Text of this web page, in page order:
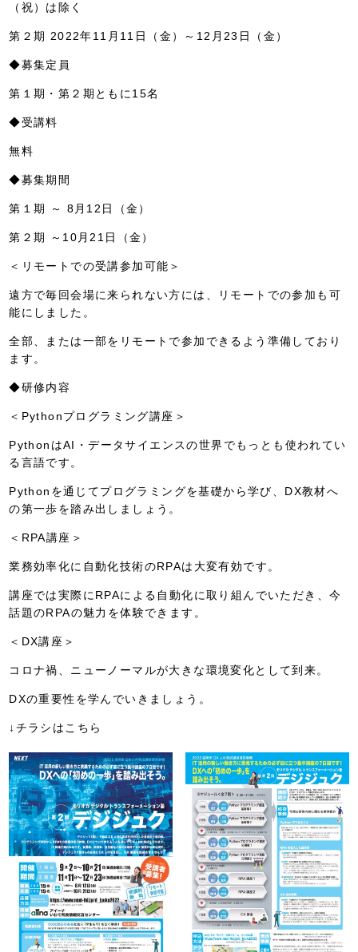
（祝）は除く
第２期 2022年11月11日（金）～12月23日（金）
◆募集定員
第１期・第２期ともに15名
◆受講料
無料
◆募集期間
第１期 ～ 8月12日（金）
第２期 ～10月21日（金）
＜リモートでの受講参加可能＞
遠方で毎回会場に来られない方には、リモートでの参加も可
能にしました。
全部、または一部をリモートで参加できるよう準備しており
ます。
◆研修内容
＜Pythonプログラミング講座＞
PythonはAI・データサイエンスの世界でもっとも使われてい
る言語です。
Pythonを通じてプログラミングを基礎から学び、DX教材へ
の第一歩を踏み出しましょう。
＜RPA講座＞
業務効率化に自動化技術のRPAは大変有効です。
講座では実際にRPAによる自動化に取り組んでいただき、今
話題のRPAの魅力を体験できます。
＜DX講座＞
コロナ禍、ニューノーマルが大きな環境変化として到来。
DXの重要性を学んでいきましょう。
↓チラシはこちら